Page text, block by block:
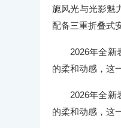
旎风光与光影魅
配备三重折叠式
2026年全新
的柔和动感，这
2026年全新
的柔和动感，这